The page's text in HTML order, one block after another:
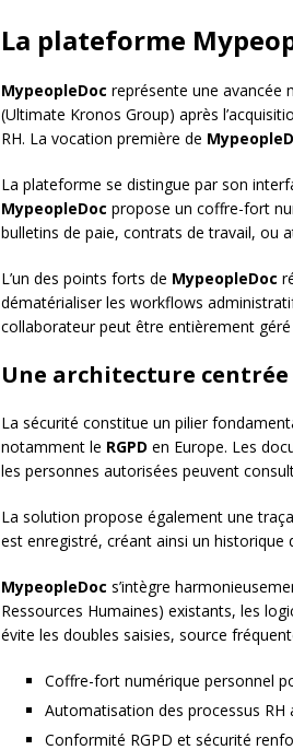
La plateforme
MypeopleDoc représente une avancée
(Ultimate Kronos Group) après
RH. La vocation première de
La plateforme se distingue par son
MypeopleDoc propose un coffre-fort
bulletins de paie, contrats de travail, ou
L’un des points forts de MypeopleDoc
dématérialiser les workflows
collaborateur peut être entièrement
Une architecture
La sécurité constitue un pilier
notamment le RGPD en Europe. Les
les personnes autorisées peuvent
La solution propose également une
est enregistré, créant ainsi un historique
MypeopleDoc s’intègre
Ressources Humaines) existants, les
évite les doubles saisies, source
Coffre-fort numérique personnel
Automatisation des processus RH
Conformité RGPD et sécurité